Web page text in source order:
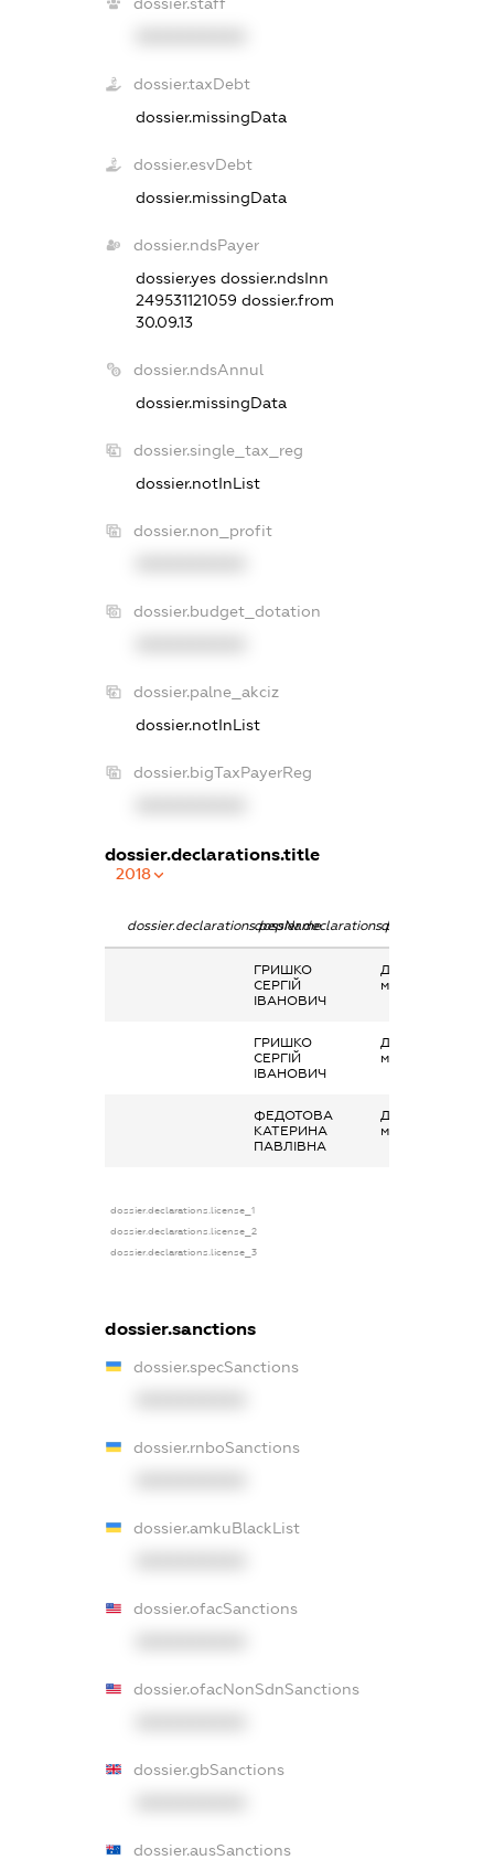
dossier.taxDebt
dossier.missingData
dossier.esvDebt
dossier.missingData
dossier.ndsPayer
dossier.yes dossier.ndsInn
249531121059 dossier.from
30.09.13
dossier.ndsAnnul
dossier.missingData
dossier.single_tax_reg
dossier.notInList
dossier.non_profit
dossier.budget_dotation
dossier.palne_akciz
dossier.notInList
dossier.bigTaxPayerReg
dossier.declarations.title
2018
dossier.declarations.pepNamedossier.declarations.personName
ГРИШКО
СЕРГІЙ
ІВАНОВИЧ
Дохід від
майна в оренду
ГРИШКО
СЕРГІЙ
ІВАНОВИЧ
Дохід від
майна в оренду
ФЕДОТОВА
КАТЕРИНА
ПАВЛІВНА
Дохід від
майна в оренду
dossier.declarations.license_1
dossier.declarations.license_2
dossier.declarations.license_3
dossier.sanctions
dossier.specSanctions
dossier.rnboSanctions
dossier.amkuBlackList
dossier.ofacSanctions
dossier.ofacNonSdnSanctions
dossier.gbSanctions
dossier.ausSanctions